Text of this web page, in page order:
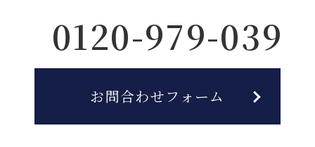
0120-979-039
お問合わせフォーム